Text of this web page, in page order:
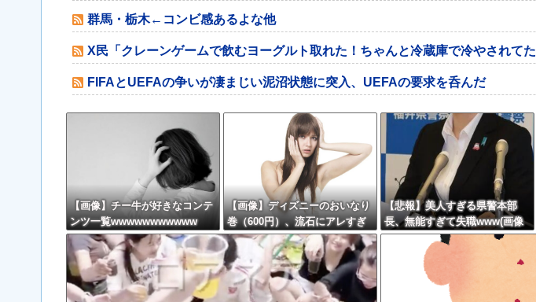
群馬・栃木←コンビ感あるよな他
X民「クレーンゲームで飲むヨーグルト取れた！ちゃんと冷蔵庫で冷やされてた
FIFAとUEFAの争いが凄まじい泥沼状態に突入、UEFAの要求を呑んだ
【画像】チー牛が好きなコンテ
ンツ一覧wwwwwwwwwww
【画像】ディズニーのおいなり
巻（600円）、流石にアレすぎ
て賛否両論の大炎上をしてしま
うw w w w w w w
【悲報】美人すぎる県警本部
長、無能すぎて失職www(画像
あり)